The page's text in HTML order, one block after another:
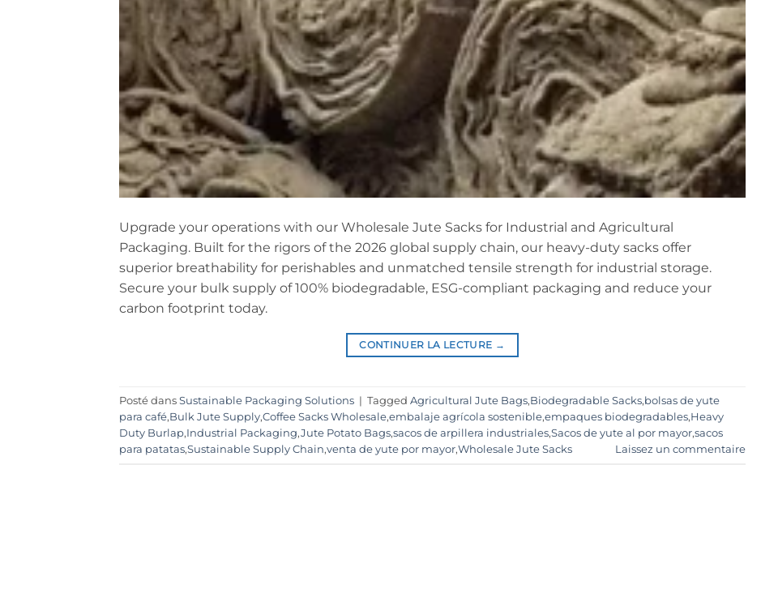
Upgrade your operations with our Wholesale Jute Sacks for Industrial and Agricultural
Packaging. Built for the rigors of the 2026 global supply chain, our heavy-duty sacks offer
superior breathability for perishables and unmatched tensile strength for industrial storage.
Secure your bulk supply of 100% biodegradable, ESG-compliant packaging and reduce your
carbon footprint today.
CONTINUER LA LECTURE →
Posté dans Sustainable Packaging Solutions | Tagged Agricultural Jute Bags,Biodegradable Sacks,bolsas de yute
para café,Bulk Jute Supply,Coffee Sacks Wholesale,embalaje agrícola sostenible,empaques biodegradables,Heavy
Duty Burlap,Industrial Packaging,Jute Potato Bags,sacos de arpillera industriales,Sacos de yute al por mayor,sacos
para patatas,Sustainable Supply Chain,venta de yute por mayor,Wholesale Jute Sacks Laissez un commentaire